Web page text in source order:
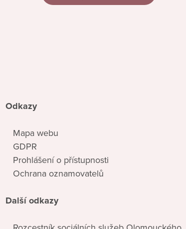
Odkazy
Mapa webu
GDPR
Prohlášení o přístupnosti
Ochrana oznamovatelů
Další odkazy